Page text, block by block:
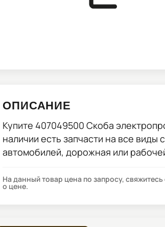
ОПИСАНИЕ
Купите 407049500 Скоба
наличии есть запчасти на все виды
автомобилей, дорожная или
На данный товар цена по запросу,
о цене.